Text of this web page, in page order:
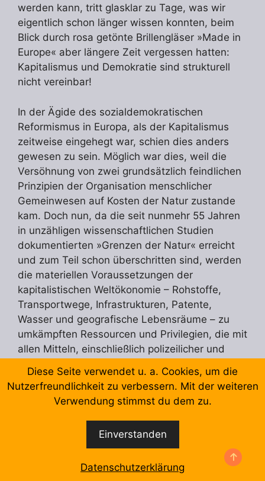
werden kann, tritt glasklar zu Tage, was wir
eigentlich schon länger wissen konnten, beim
Blick durch rosa getönte Brillengläser »Made in
Europe« aber längere Zeit vergessen hatten:
Kapitalismus und Demokratie sind strukturell
nicht vereinbar!
In der Ägide des sozialdemokratischen
Reformismus in Europa, als der Kapitalismus
zeitweise eingehegt war, schien dies anders
gewesen zu sein. Möglich war dies, weil die
Versöhnung von zwei grundsätzlich feindlichen
Prinzipien der Organisation menschlicher
Gemeinwesen auf Kosten der Natur zustande
kam. Doch nun, da die seit nunmehr 55 Jahren
in unzähligen wissenschaftlichen Studien
dokumentierten »Grenzen der Natur« erreicht
und zum Teil schon überschritten sind, werden
die materiellen Voraussetzungen der
kapitalistischen Weltökonomie – Rohstoffe,
Transportwege, Infrastrukturen, Patente,
Wasser und geografische Lebensräume – zu
umkämpften Ressourcen und Privilegien, die mit
allen Mitteln, einschließlich polizeilicher und
verteidigt werden.
Dies geschieht in autoritär regierten Staaten
wie in formal liberalen Demokratien auf der
Grundlage einer ins Hypertrophe gesteigerten
zunehmend engeren Verflechtung von
Diese Seite verwendet u. a. Cookies, um die
Nutzerfreundlichkeit zu verbessern. Mit der weiteren
Verwendung stimmst du dem zu.
Einverstanden
Datenschutzerklärung